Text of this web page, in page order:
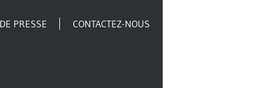
PRESSE CONTACTEZ-NOUS